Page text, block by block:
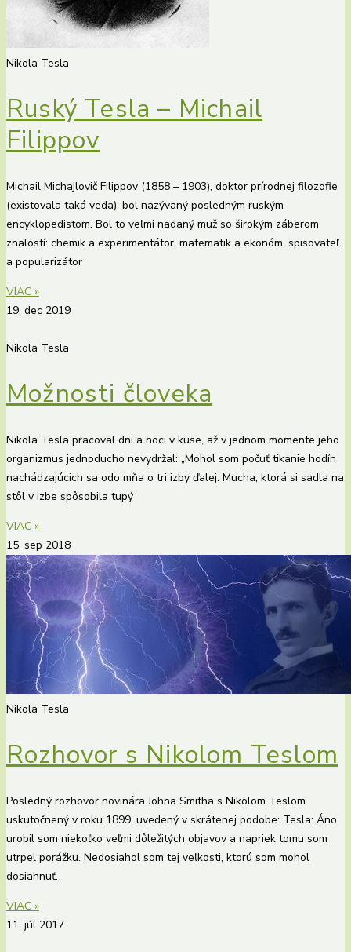
Nikola Tesla
Ruský Tesla – Michail
Filippov
Michail Michajlovič Filippov (1858 – 1903), doktor prírodnej filozofie
(existovala taká veda), bol nazývaný posledným ruským
encyklopedistom. Bol to veľmi nadaný muž so širokým záberom
znalostí: chemik a experimentátor, matematik a ekonóm, spisovateľ
a popularizátor
VIAC »
19. dec 2019
Nikola Tesla
Možnosti človeka
Nikola Tesla pracoval dni a noci v kuse, až v jednom momente jeho
organizmus jednoducho nevydržal: „Mohol som počuť tikanie hodín
nachádzajúcich sa odo mňa o tri izby ďalej. Mucha, ktorá si sadla na
stôl v izbe spôsobila tupý
VIAC »
15. sep 2018
Nikola Tesla
Rozhovor s Nikolom Teslom
Posledný rozhovor novinára Johna Smitha s Nikolom Teslom
uskutočnený v roku 1899, uvedený v skrátenej podobe: Tesla: Áno,
urobil som niekoľko veľmi dôležitých objavov a napriek tomu som
utrpel porážku. Nedosiahol som tej veľkosti, ktorú som mohol
dosiahnuť.
VIAC »
11. júl 2017